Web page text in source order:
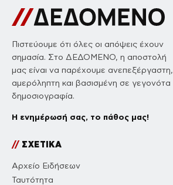
Πιστεύουμε ότι όλες οι απόψεις έχουν
σημασία. Στο ΔΕΔΟΜΕΝΟ, η αποστολή
μας είναι να παρέχουμε ανεπεξέργαστη,
αμερόληπτη και βασισμένη σε γεγονότα
δημοσιογραφία.
Η ενημέρωσή σας, το πάθος μας!
//ΣΧΕΤΙΚΑ
Αρχείο Ειδήσεων
Ταυτότητα